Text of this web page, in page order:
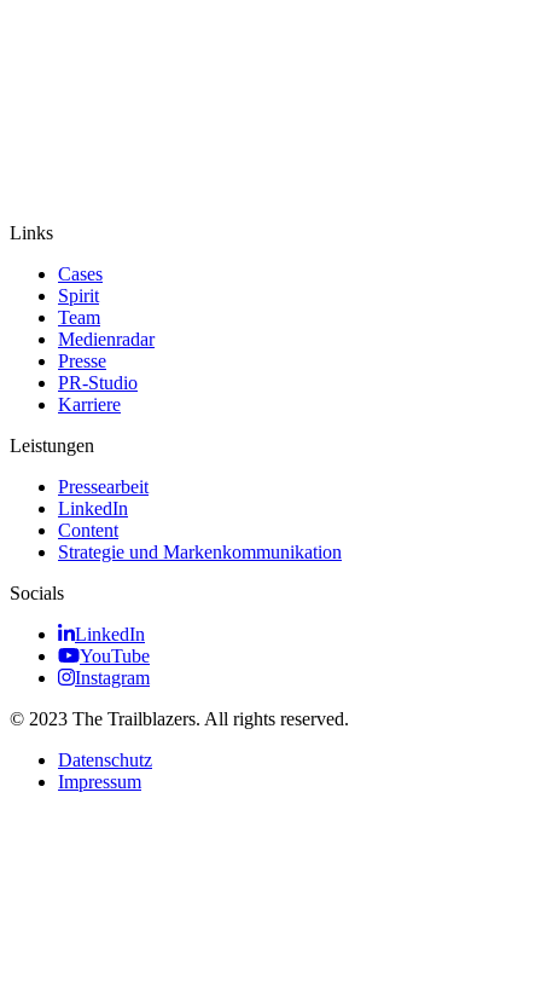
Links
Cases
Spirit
Team
Medienradar
Presse
PR-Studio
Karriere
Leistungen
Pressearbeit
LinkedIn
Content
Strategie und Markenkommunikation
Socials
LinkedIn
YouTube
Instagram
© 2023 The Trailblazers. All rights reserved.
Datenschutz
Impressum